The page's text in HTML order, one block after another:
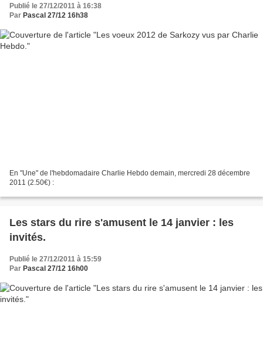
Publié le 27/12/2011 à 16:38
Par Pascal 27/12 16h38
En "Une" de l'hebdomadaire Charlie Hebdo demain, mercredi 28 décembre
2011 (2.50€) :
Les stars du rire s'amusent le 14 janvier : les
invités.
Publié le 27/12/2011 à 15:59
Par Pascal 27/12 16h00